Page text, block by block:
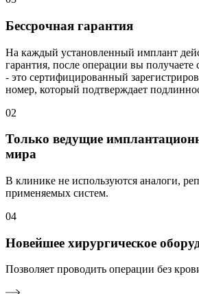
Бессрочная гарантия
На каждый установленный имплант
гарантия, после операции вы
- это сертифицированный
номер, который подтверждает
02
Только ведущие
мира
В клинике не используются аналоги,
применяемых систем.
04
Новейшее хирургическое
Позволяет проводить операции без